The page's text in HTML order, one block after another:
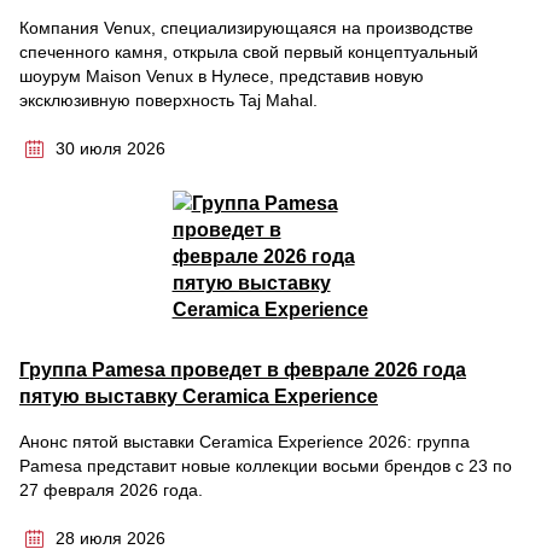
Компания Venux, специализирующаяся на производстве
спеченного камня, открыла свой первый концептуальный
шоурум Maison Venux в Нулесе, представив новую
эксклюзивную поверхность Taj Mahal.
30 июля 2026
Группа Pamesa проведет в феврале 2026 года
пятую выставку Ceramica Experience
Анонс пятой выставки Ceramica Experience 2026: группа
Pamesa представит новые коллекции восьми брендов с 23 по
27 февраля 2026 года.
28 июля 2026